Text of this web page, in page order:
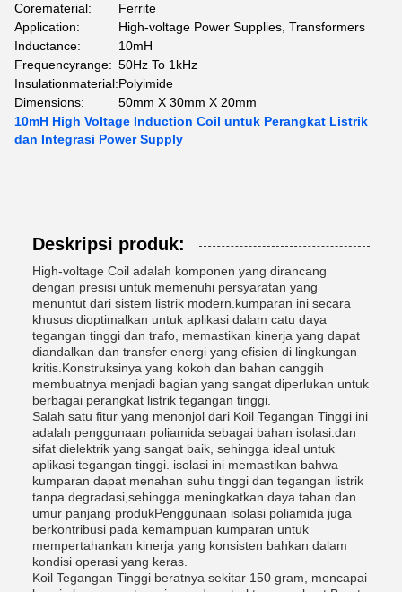
Corematerial:
Ferrite
Application:
High-voltage Power Supplies, Transformers
Inductance:
10mH
Frequencyrange: 50Hz To 1kHz
Insulationmaterial:Polyimide
Dimensions:
50mm X 30mm X 20mm
10mH High Voltage Induction Coil untuk Perangkat Listrik
dan Integrasi Power Supply
Deskripsi produk:
High-voltage Coil adalah komponen yang dirancang
dengan presisi untuk memenuhi persyaratan yang
menuntut dari sistem listrik modern.kumparan ini secara
khusus dioptimalkan untuk aplikasi dalam catu daya
tegangan tinggi dan trafo, memastikan kinerja yang dapat
diandalkan dan transfer energi yang efisien di lingkungan
kritis.Konstruksinya yang kokoh dan bahan canggih
membuatnya menjadi bagian yang sangat diperlukan untuk
berbagai perangkat listrik tegangan tinggi.
Salah satu fitur yang menonjol dari Koil Tegangan Tinggi ini
adalah penggunaan poliamida sebagai bahan isolasi.dan
sifat dielektrik yang sangat baik, sehingga ideal untuk
aplikasi tegangan tinggi. isolasi ini memastikan bahwa
kumparan dapat menahan suhu tinggi dan tegangan listrik
tanpa degradasi,sehingga meningkatkan daya tahan dan
umur panjang produkPenggunaan isolasi poliamida juga
berkontribusi pada kemampuan kumparan untuk
mempertahankan kinerja yang konsisten bahkan dalam
kondisi operasi yang keras.
Koil Tegangan Tinggi beratnya sekitar 150 gram, mencapai